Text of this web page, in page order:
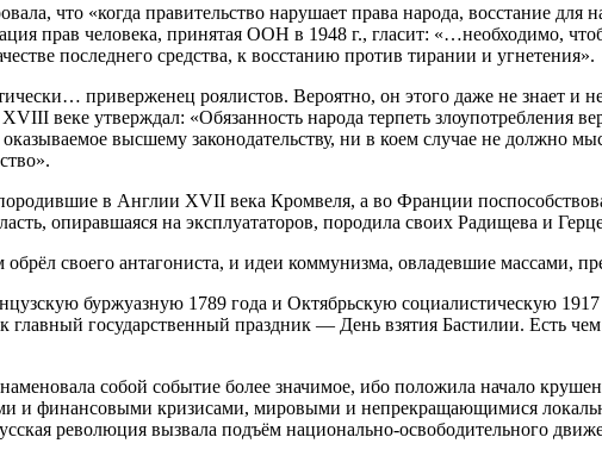
что «когда правительство нарушает права народа, восстание
прав человека, принятая ООН в 1948 г., гласит: «…необходимо,
последнего средства, к восстанию против тирании и угнетения».
приверженец роялистов. Вероятно, он этого даже не знает и
веке утверждал: «Обязанность народа терпеть злоупотребления
высшему законодательству, ни в коем случае не должно
в Англии XVII века Кромвеля, а во Франции
опиравшаяся на эксплуататоров, породила своих Радищева и
своего антагониста, и идеи коммунизма, овладевшие массами,
буржуазную 1789 года и Октябрьскую социалистическую
государственный праздник — День взятия Бастилии. Есть
собой событие более значимое, ибо положила начало
и финансовыми кризисами, мировыми и непрекращающимися
революция вызвала подъём национально-освободительного